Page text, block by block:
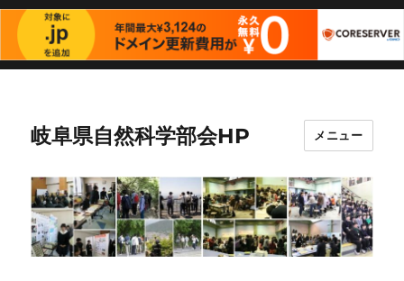
岐阜県自然科学部会HP メニュー